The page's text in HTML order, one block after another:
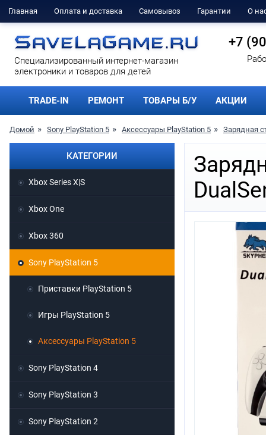
Главная Оплата и доставка Самовывоз Гарантии О
Cпециализированный интернет-магазин
электроники и товаров для детей
+7
TRADE-IN РЕМОНТ ТОВАРЫ Б/У АКЦИИ
Домой Sony PlayStation 5 Аксессуары PlayStation 5 Зарядная
КАТЕГОРИИ
Xbox Series X|S
Xbox One
Xbox 360
Sony PlayStation 5
Приставки PlayStation 5
Игры PlayStation 5
Аксессуары PlayStation 5
Sony PlayStation 4
Sony PlayStation 3
Sony PlayStation 2